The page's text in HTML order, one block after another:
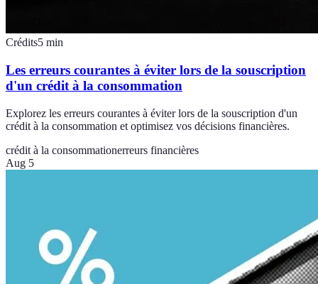
Crédits5 min
Les erreurs courantes à éviter lors de la souscription
d'un crédit à la consommation
Explorez les erreurs courantes à éviter lors de la souscription d'un
crédit à la consommation et optimisez vos décisions financières.
crédit à la consommationerreurs financières
Aug 5